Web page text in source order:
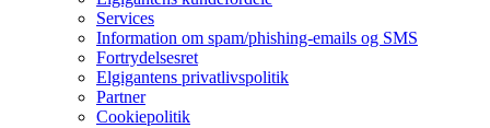
Services
Information om spam/phishing-emails og SMS
Fortrydelsesret
Elgigantens privatlivspolitik
Partner
Cookiepolitik